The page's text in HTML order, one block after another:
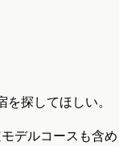
探してほしい。
デルコースも含め